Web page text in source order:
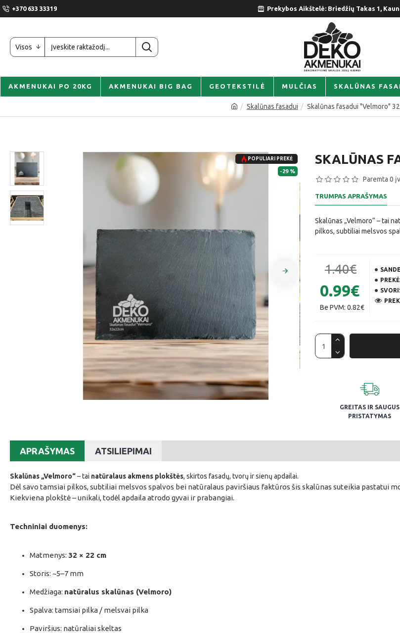
+370 633 33319 Prekybos Aikštelė: Briedžių Takas 1,
Visos
AKMENUKAI PO 20KG AKMENUKAI BIG BAG GEOTEKSTILĖ MULČIAS SKALŪNAS
Skalūnas fasadui Skalūnas fasadui "Velmoro"
POPULIARI PREKĖ
-29 %
SKALŪNAS
GREITAS IR SAUGUS
PRISTATYMAS
Paremta 0
0.99€
1.40€
Be PVM: 0.82€
TRUMPAS APRAŠYMAS
Skalūnas „Velmoro“ – tai
pilkos, subtiliai melsvos
APRAŠYMAS ATSILIEPIMAI
Skalūnas „Velmoro“– tai natūralaus akmens plokštės, skirtos fasadų, tvorų ir sienų apdailai.
Dėl savo tamsiai pilkos, subtiliai melsvos spalvos bei natūralaus paviršiaus faktūros šis skalūnas suteikia pastatui
Kiekviena plokštė – unikali, todėl apdaila atrodo gyvai ir prabangiai.
Techniniai duomenys:
Matmenys: 32 × 22 cm
Storis: ~5–7 mm
Medžiaga: natūralus skalūnas (Velmoro)
Spalva: tamsiai pilka / melsvai pilka
Paviršius: natūraliai skeltas